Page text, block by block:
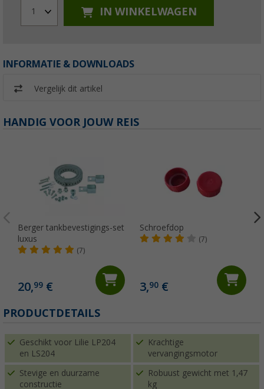
1 IN WINKELWAGEN
INFORMATIE & DOWNLOADS
Vergelijk dit artikel
HANDIG VOOR JOUW REIS
Berger tankbevestigings-set
luxus
(7)
20,99 €
Schroefdop
(7)
3,90€
PRODUCTDETAILS
Geschikt voor Lilie LP204
en LS204
Krachtige
vervangingsmotor
Stevige en duurzame
constructie
Robuust gewicht met 1,47
kg